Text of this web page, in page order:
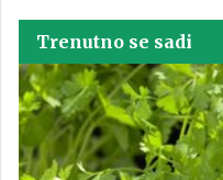
Trenutno se sadi